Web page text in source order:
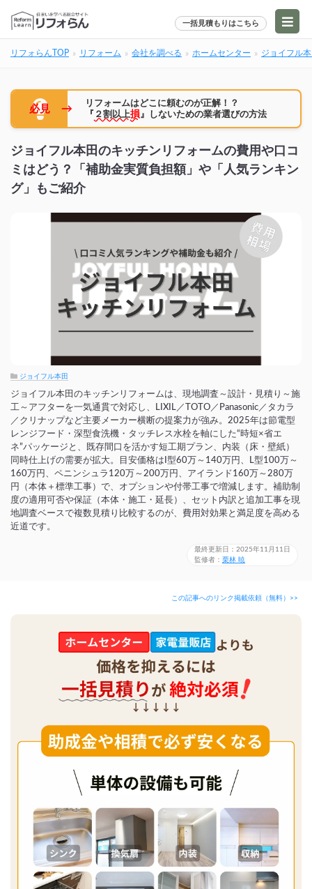
一括見積もりはこちら
リフォらんTOP リフォーム 会社を調べる ホームセンター ジョイフル
必見 →
リフォームはどこに頼むのが正解！？
『 ２割以上損』しないための業者選びの方法
ジョイフル本田のキッチンリフォームの費用や口コ
ミはどう？「補助金実質負担額」や「人気ランキン
グ」もご紹介
ジョイフル本田
ジョイフル本田のキッチンリフォームは、現地調査～設計・見積り～施
工～アフターを一気通貫で対応し、LIXIL／TOTO／Panasonic／タカラ
／クリナップなど主要メーカー横断の提案力が強み。2025年は節電型
レンジフード・深型食洗機・タッチレス水栓を軸にした“時短×省エ
ネ”パッケージと、既存間口を活かす短工期プラン、内装（床・壁紙）
同時仕上げの需要が拡大。目安価格はI型60万～140万円、L型100万～
160万円、ペニンシュラ120万～200万円、アイランド160万～280万
円（本体＋標準工事）で、オプションや付帯工事で増減します。補助制
度の適用可否や保証（本体・施工・延長）、セット内訳と追加工事を現
地調査ベースで複数見積り比較するのが、費用対効果と満足度を高める
近道です。
最終更新日：2025年11月11日
監修者： 栗林 暁
この記事へのリンク掲載依頼（無料）>>